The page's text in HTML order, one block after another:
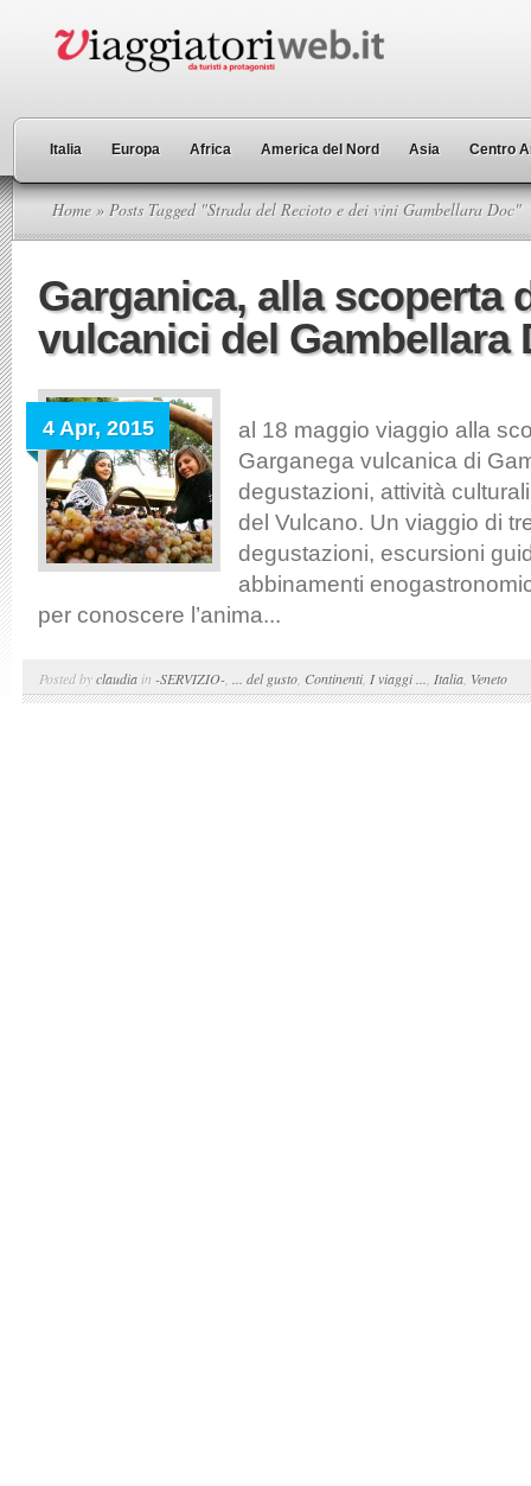
Italia Europa Africa America del Nord Asia Centro
Home » Posts Tagged "Strada del Recioto e dei vini Gambellara Doc"
Garganica, alla scoperta
vulcanici del Gambellara
4 Apr, 2015
al 18 maggio viaggio alla
Garganega vulcanica di
degustazioni, attività
del Vulcano. Un viaggio di
degustazioni, escursioni
abbinamenti
per conoscere l’anima...
Posted byclaudia in -SERVIZIO- ... del gusto Continenti, I viaggi ... Italia Veneto